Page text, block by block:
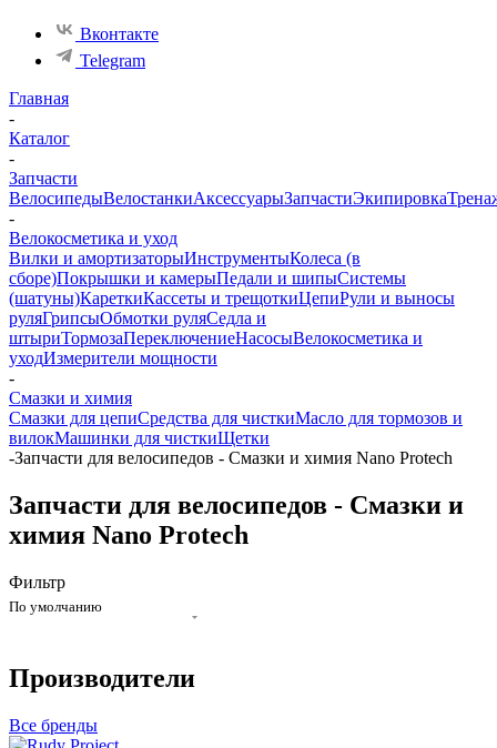
Вконтакте
Telegram
Главная
-
Каталог
-
Запчасти
ВелосипедыВелостанкиАксессуарыЗапчастиЭкипировка
-
Велокосметика и уход
Вилки и амортизаторыИнструментыКолеса (в
сборе)Покрышки и камерыПедали и шипыСистемы
(шатуны)КареткиКассеты и трещоткиЦепиРули и выносы
руляГрипсыОбмотки руляСедла и
штыриТормозаПереключениеНасосыВелокосметика и
уходИзмерители мощности
-
Смазки и химия
Смазки для цепиСредства для чисткиМасло для тормозов и
вилокМашинки для чисткиЩетки
-Запчасти для велосипедов - Смазки и химия Nano Protech
Запчасти для велосипедов - Смазки и
химия Nano Protech
Фильтр
По умолчанию
Производители
Все бренды